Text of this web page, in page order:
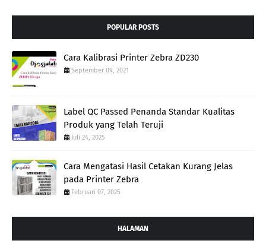
POPULAR POSTS
Cara Kalibrasi Printer Zebra ZD230
September 09, 2021
Label QC Passed Penanda Standar Kualitas
Produk yang Telah Teruji
Juli 24, 2025
Cara Mengatasi Hasil Cetakan Kurang Jelas
pada Printer Zebra
Februari 07, 2025
HALAMAN